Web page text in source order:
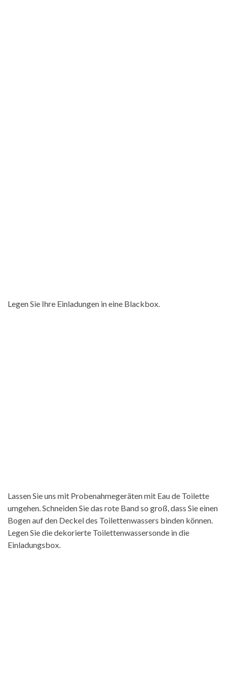
Legen Sie Ihre Einladungen in eine Blackbox.
Lassen Sie uns mit Probenahmegeräten mit Eau de Toilette
umgehen. Schneiden Sie das rote Band so groß, dass Sie einen
Bogen auf den Deckel des Toilettenwassers binden können.
Legen Sie die dekorierte Toilettenwassersonde in die
Einladungsbox.